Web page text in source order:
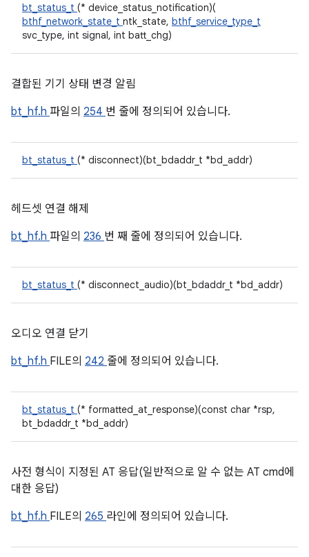
bt_status_t (* device_status_notification)(
bthf_network_state_t ntk_state, bthf_service_type_t
svc_type, int signal, int batt_chg)
결합된 기기 상태 변경 알림
bt_hf.h 파일의 254 번 줄에 정의되어 있습니다.
bt_status_t (* disconnect)(bt_bdaddr_t *bd_addr)
헤드셋 연결 해제
bt_hf.h 파일의 236 번 째 줄에 정의되어 있습니다.
bt_status_t (* disconnect_audio)(bt_bdaddr_t *bd_addr)
오디오 연결 닫기
bt_hf.h FILE의 242 줄에 정의되어 있습니다.
bt_status_t (* formatted_at_response)(const char *rsp,
bt_bdaddr_t *bd_addr)
사전 형식이 지정된 AT 응답(일반적으로 알 수 없는 AT cmd에
대한 응답)
bt_hf.h FILE의 265 라인에 정의되어 있습니다.